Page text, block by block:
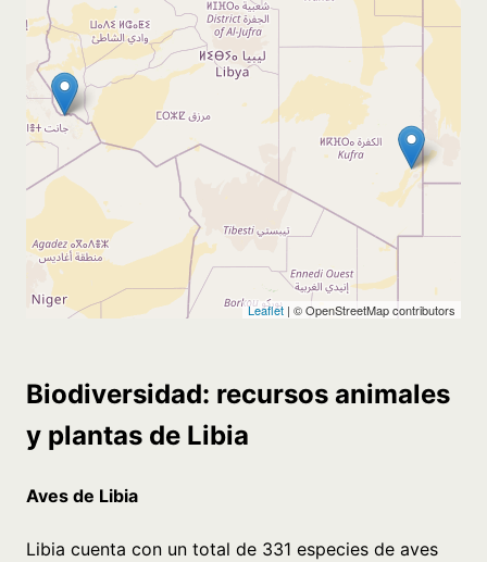
Biodiversidad: recursos animales
y plantas de Libia
Aves de Libia
Libia cuenta con un total de 331 especies de aves